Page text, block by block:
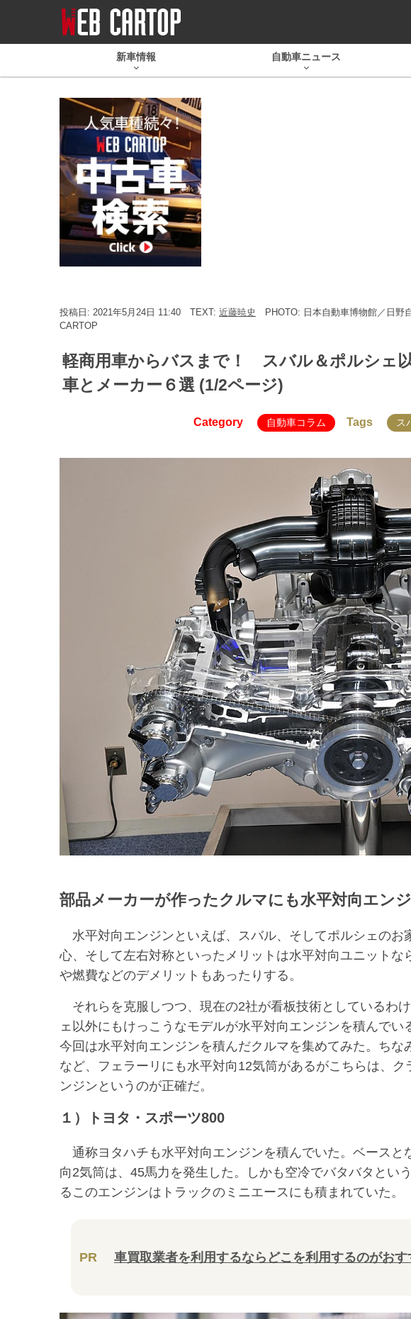
新車情報 自動車ニュース
投稿日: 2021年5月24日 11:40 TEXT: 近藤暁史
PHOTO: 日本自動車博物館／日野
CARTOP
軽商用車からバスまで！ スバル＆ポルシェ
車とメーカー６選 (1/2ページ)
Category 自動車コラム Tags ス
部品メーカーが作ったクルマにも水平対向エン
水平対向エンジンといえば、スバル、そしてポルシェのお
心、そして左右対称といったメリットは水平対向ユニット
や燃費などのデメリットもあったりする。
それらを克服しつつ、現在の2社が看板技術としているわ
ェ以外にもけっこうなモデルが水平対向エンジンを積んでい
今回は水平対向エンジンを積んだクルマを集めてみた。ち
など、フェラーリにも水平対向12気筒があるがこちらは、
ンジンというのが正確だ。
１）トヨタ・スポーツ800
通称ヨタハチも水平対向エンジンを積んでいた。ベースと
向2気筒は、45馬力を発生した。しかも空冷でバタバタとい
るこのエンジンはトラックのミニエースにも積まれていた。
PR 車買取業者を利用するならどこを利用するのがお